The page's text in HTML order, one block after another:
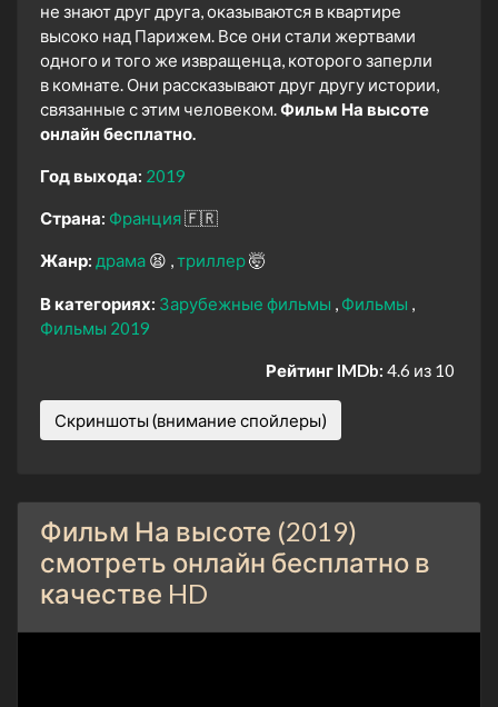
не знают друг друга, оказываются в квартире
высоко над Парижем. Все они стали жертвами
одного и того же извращенца, которого заперли
в комнате. Они рассказывают друг другу истории,
связанные с этим человеком.Фильм На высоте
онлайн бесплатно.
Год выхода: 2019
Страна: Франция🇫🇷
Жанр: драма 😫 триллер🤯
В категориях: Зарубежные фильмы
Фильмы
Фильмы 2019
Рейтинг IMDb: 4.6 из 10
Скриншоты (внимание спойлеры)
Фильм На высоте (2019)
смотреть онлайн бесплатно в
качестве HD